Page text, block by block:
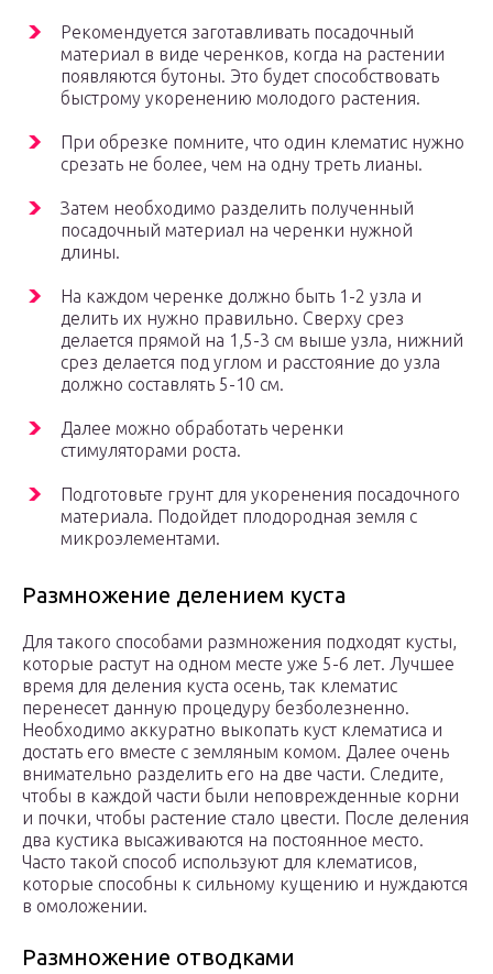
Рекомендуется заготавливать посадочный
материал в виде черенков, когда на растении
появляются бутоны. Это будет способствовать
быстрому укоренению молодого растения.
При обрезке помните, что один клематис нужно
срезать не более, чем на одну треть лианы.
Затем необходимо разделить полученный
посадочный материал на черенки нужной
длины.
На каждом черенке должно быть 1-2 узла и
делить их нужно правильно. Сверху срез
делается прямой на 1,5-3 см выше узла, нижний
срез делается под углом и расстояние до узла
должно составлять 5-10 см.
Далее можно обработать черенки
стимуляторами роста.
Подготовьте грунт для укоренения посадочного
материала. Подойдет плодородная земля с
микроэлементами.
Размножение делением куста
Для такого способами размножения подходят кусты,
которые растут на одном месте уже 5-6 лет. Лучшее
время для деления куста осень, так клематис
перенесет данную процедуру безболезненно.
Необходимо аккуратно выкопать куст клематиса и
достать его вместе с земляным комом. Далее очень
внимательно разделить его на две части. Следите,
чтобы в каждой части были неповрежденные корни
и почки, чтобы растение стало цвести. После деления
два кустика высаживаются на постоянное место.
Часто такой способ используют для клематисов,
которые способны к сильному кущению и нуждаются
в омоложении.
Размножение отводками